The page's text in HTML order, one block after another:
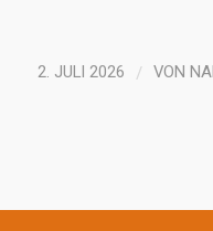
2. JULI 2026 / VON